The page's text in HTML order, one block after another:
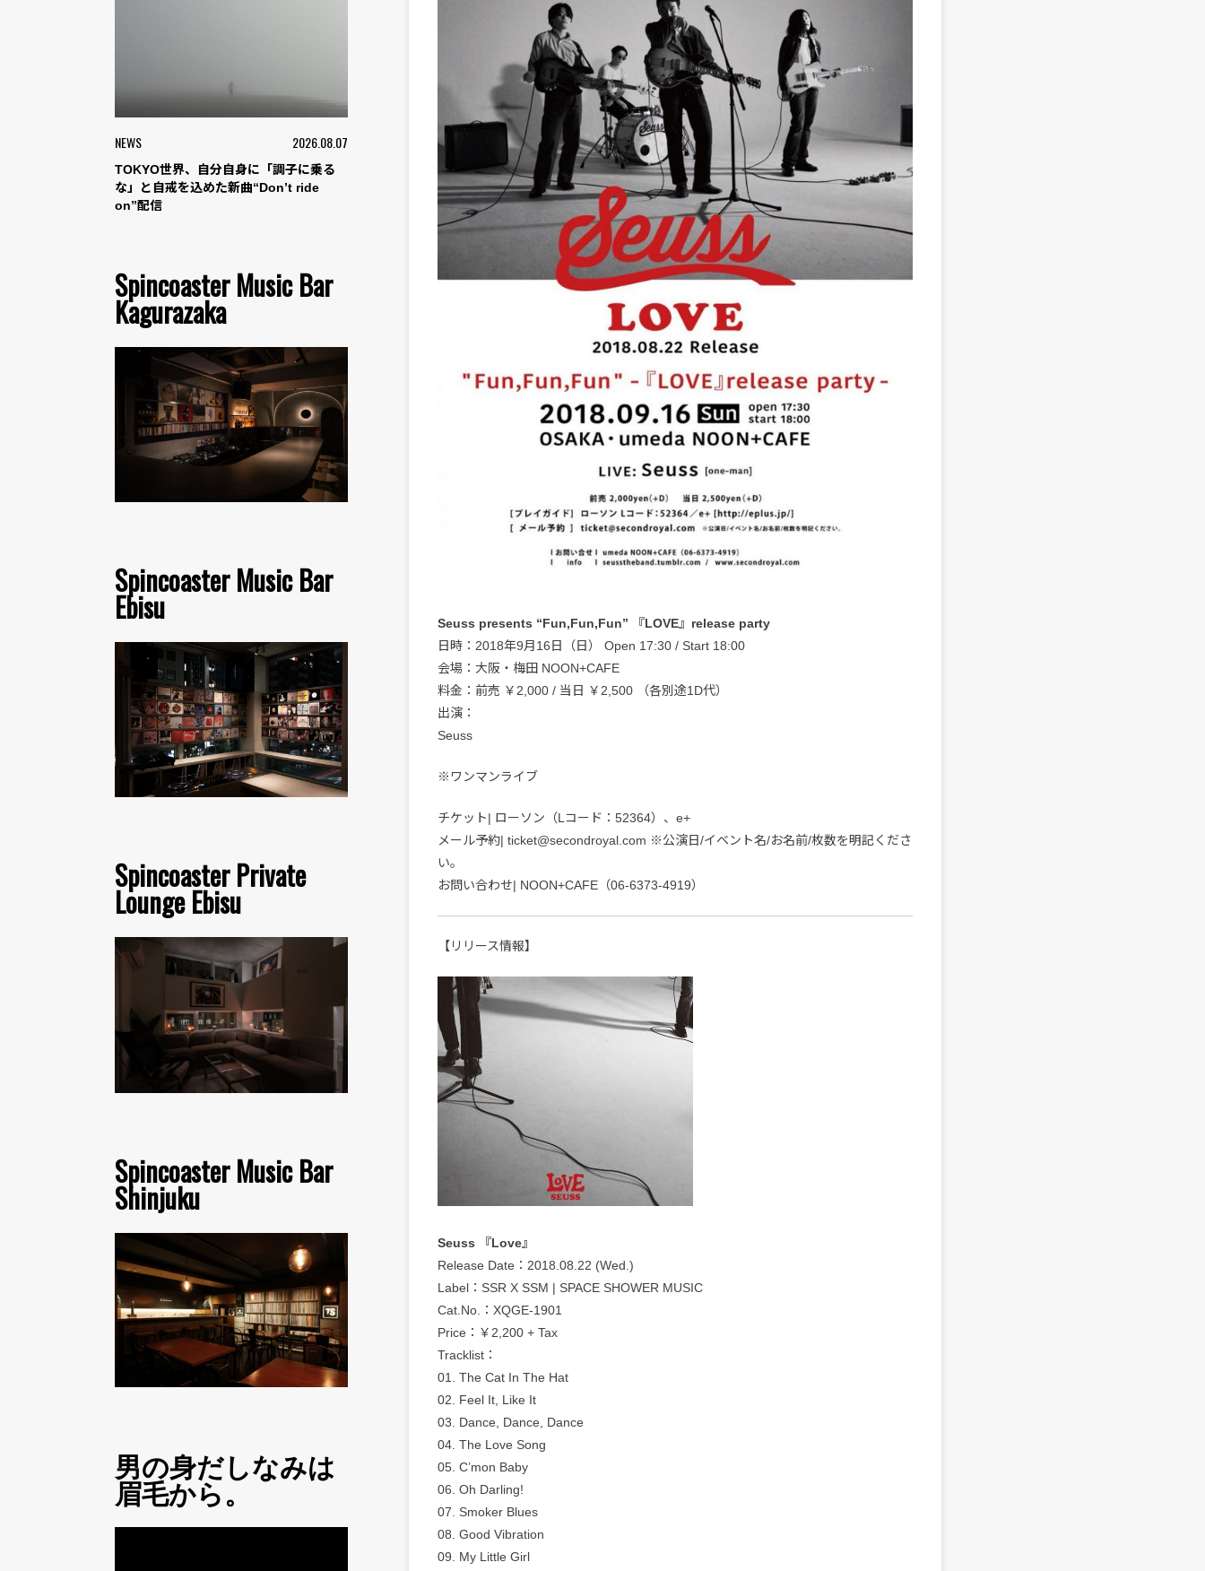
NEWS 2026.08.07
TOKYO世界、自分自身に「調子に乗る
な」と自戒を込めた新曲“Don’t ride
on”配信
Spincoaster Music Bar
Kagurazaka
Spincoaster Music Bar
Ebisu
Spincoaster Private
Lounge Ebisu
Spincoaster Music Bar
Shinjuku
男の身だしなみは
眉毛から。
Seuss presents “Fun,Fun,Fun” 『LOVE』release party
日時：2018年9月16日（日） Open 17:30 / Start 18:00
会場：大阪・梅田 NOON+CAFE
料金：前売 ￥2,000 / 当日 ￥2,500 （各別途1D代）
出演：
Seuss
※ワンマンライブ
チケット| ローソン（Lコード：52364）、e+
メール予約| ticket@secondroyal.com ※公演日/イベント名/お名前/枚数を明記くださ
い。
お問い合わせ| NOON+CAFE（06-6373-4919）
【リリース情報】
Seuss 『Love』
Release Date：2018.08.22 (Wed.)
Label：SSR X SSM | SPACE SHOWER MUSIC
Cat.No.：XQGE-1901
Price：￥2,200 + Tax
Tracklist：
01. The Cat In The Hat
02. Feel It, Like It
03. Dance, Dance, Dance
04. The Love Song
05. C’mon Baby
06. Oh Darling!
07. Smoker Blues
08. Good Vibration
09. My Little Girl